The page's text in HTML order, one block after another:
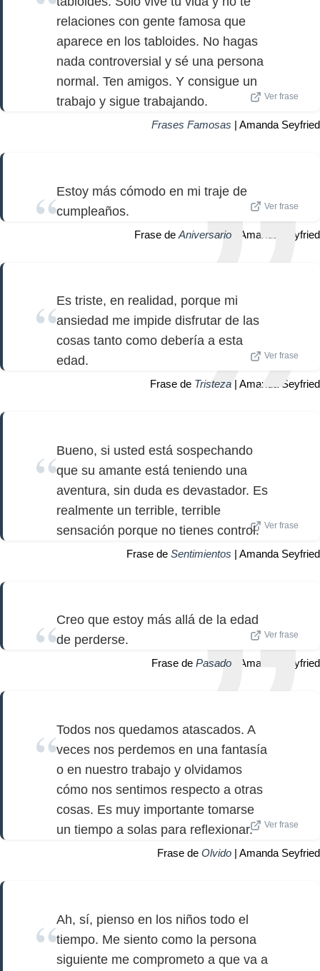
relaciones con gente famosa que
aparece en los tabloides. No hagas
nada controversial y sé una persona
normal. Ten amigos. Y consigue un
trabajo y sigue trabajando.
Ver frase
Frases Famosas | Amanda Seyfried
Estoy más cómodo en mi traje de
cumpleaños.
Ver frase
Frase de Aniversario | Amanda Seyfried
Es triste, en realidad, porque mi
ansiedad me impide disfrutar de las
cosas tanto como debería a esta
edad.
Ver frase
Frase de Tristeza | Amanda Seyfried
Bueno, si usted está sospechando
que su amante está teniendo una
aventura, sin duda es devastador. Es
realmente un terrible, terrible
sensación porque no tienes control. Ver frase
Frase de Sentimientos | Amanda Seyfried
Creo que estoy más allá de la edad
de perderse.
Ver frase
Frase de Pasado | Amanda Seyfried
Todos nos quedamos atascados. A
veces nos perdemos en una fantasía
o en nuestro trabajo y olvidamos
cómo nos sentimos respecto a otras
cosas. Es muy importante tomarse
un tiempo a solas para reflexionar.
Ver frase
Frase de Olvido | Amanda Seyfried
Ah, sí, pienso en los niños todo el
tiempo. Me siento como la persona
siguiente me comprometo a que va a